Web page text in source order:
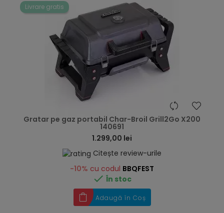
Livrare gratis
Gratar pe gaz portabil Char-Broil Grill2Go X200
140691
1.299,00 lei
Citește review-urile
-10% cu codul BBQFEST
 În stoc
Adaugă în Coș